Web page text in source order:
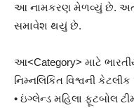
આ નામકરણ મેળવ્યું છે.
સમાવેશ થયું છે.
આ<Category> માટે
નિમ્નલિકિત વિશ્વની
• ઇંગ્લેન્ડ મહિલા ફૂટબોલ